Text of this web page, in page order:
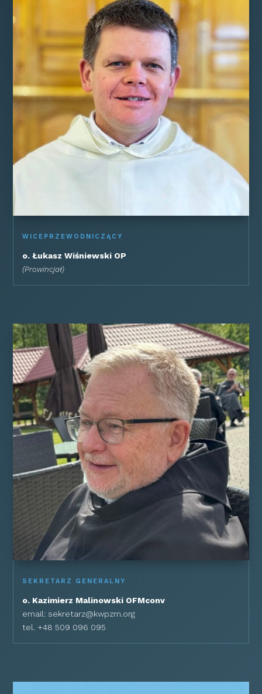
WICEPRZEWODNICZĄCY
o. Łukasz Wiśniewski OP
(Prowincjał)
SEKRETARZ GENERALNY
o. Kazimierz Malinowski OFMconv
email: sekretarz@kwpzm.org
tel. +48 509 096 095